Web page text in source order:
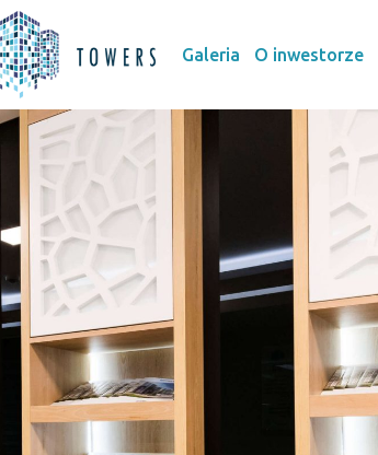
Galeria O inwestorze